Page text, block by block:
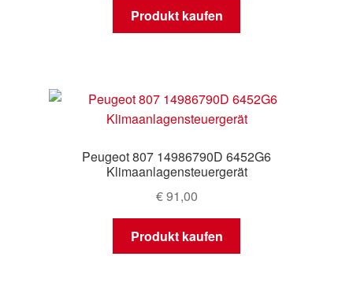
Produkt kaufen
Peugeot 807 14986790D 6452G6
Klimaanlagensteuergerät
€91,00
Produkt kaufen